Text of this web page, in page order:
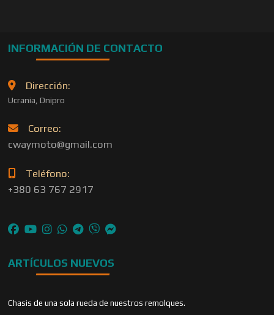
INFORMACIÓN DE CONTACTO
Dirección:
Ucrania, Dnipro
Correo:
cwaymoto@gmail.com
Teléfono:
+380 63 767 2917
ARTÍCULOS NUEVOS
Chasis de una sola rueda de nuestros remolques.